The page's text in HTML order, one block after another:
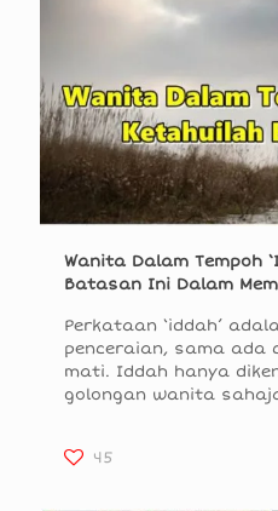
Wanita Dalam Tempoh
Batasan Ini Dalam
Perkataan ‘iddah’
penceraian, sama ada
mati. Iddah hanya
golongan wanita
45